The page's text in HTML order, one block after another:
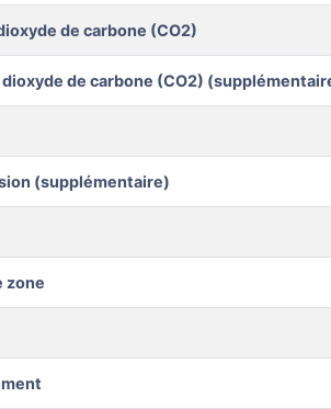
de carbone (CO2)
de carbone (CO2)
(supplémentaire)
zone